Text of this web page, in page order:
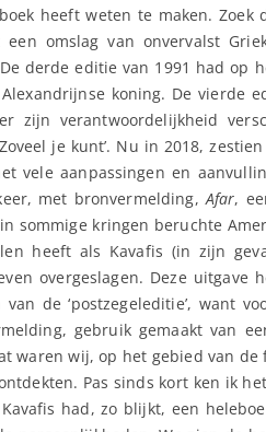
heeft weten te maken. Zoek
omslag van onvervalst
derde editie van 1991 had op
koning. De vierde
zijn verantwoordelijkheid
je kunt’. Nu in 2018,
vele aanpassingen en
met bronvermelding,Afar,
sommige kringen beruchte
heeft als Kavafis (in zijn
overgeslagen. Deze uitgave
de ‘postzegeleditie’, want
gebruik gemaakt van
waren wij, op het gebied van
Pas sinds kort ken ik
had, zo blijkt, een